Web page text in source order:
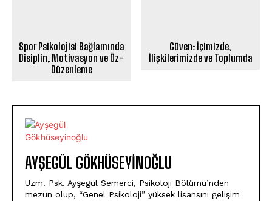
Spor Psikolojisi Bağlamında
Disiplin, Motivasyon ve Öz-
Düzenleme
Güven: İçimizde,
İlişkilerimizde ve Toplumda
AYŞEGÜL GÖKHÜSEYINOĞLU
Uzm. Psk. Ayşegül Semerci, Psikoloji Bölümü’nden
mezun olup, “Genel Psikoloji” yüksek lisansını gelişim